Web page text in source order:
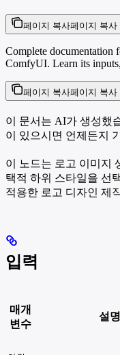
페이지 복사페이지 복사
Complete documentation
ComfyUI. Learn its
페이지 복사페이지 복사
이 문서는 AI가 생성했
이 있으시면 언제든지
이 노드는 로고 이미지
택적 하위 스타일을 선
적용한 로고 디자인 제
입력
매개
변수
설명